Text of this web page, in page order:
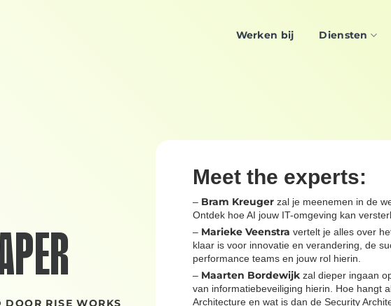
Werken bij Diensten
DOOR RISE WORKS
Meet the experts:
–Bram Kreugerzal je meenemen in de
Ontdek hoe AI jouw IT-omgeving kan
–Marieke Veenstra vertelt je alles over
klaar is voor innovatie en verandering, de
performance teams en jouw rol hierin.
– Maarten Bordewijk zal dieper ingaan
van informatiebeveiliging hierin. Hoe hangt
Architecture en wat is dan de Security